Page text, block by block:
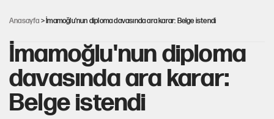
Anasayfa > İmamoğlu'nun diploma davasında ara karar: Belge istendi
İmamoğlu'nun diploma
davasında ara karar:
Belge istendi